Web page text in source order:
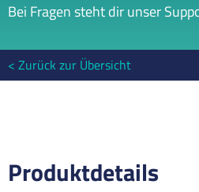
Bei Fragen steht dir unser
Zurück zur Übersicht
Produktdetails